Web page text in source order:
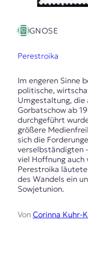
GNOSE
Perestroika
Im engeren Sinne
politische,
Umgestaltung, die
Gorbatschow ab
durchgeführt
größere
sich die
verselbständigten
viel Hoffnung auch
Perestroika
des Wandels ein
Sowjetunion.
Von Corinna Kuhr-